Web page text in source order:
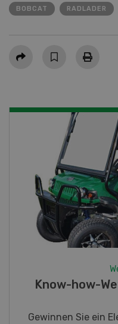
BOBCAT RADLADER
Teilen
Fotorätsel
Gewinnen Sie